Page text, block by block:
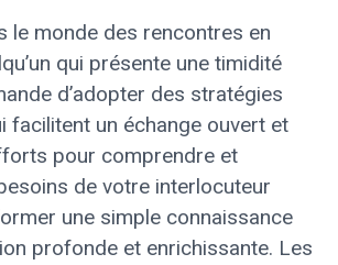
le monde des rencontres en
qui présente une timidité
d’adopter des stratégies
facilitent un échange ouvert et
pour comprendre et
de votre interlocuteur
une simple connaissance
profonde et enrichissante. Les